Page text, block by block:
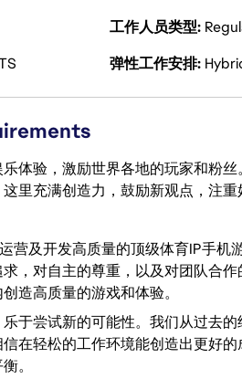
工作人员类型
弹性工作安排
体验，激励世界各地的玩家和粉
里充满创造力，鼓励新观点，注
营及开发高质量的顶级体育IP手机
，对自主的尊重，以及对团队合
造高质量的游戏和体验。
于尝试新的可能性。我们从过去
在轻松的工作环境能创造出更好
。